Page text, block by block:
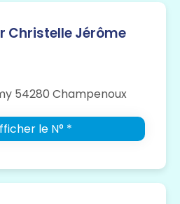
Christelle Jérôme
54280 Champenoux
le N° *